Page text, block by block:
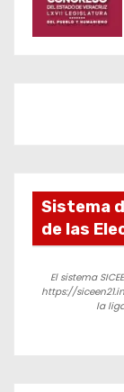
Sistema
de las
El sistema
https://
la